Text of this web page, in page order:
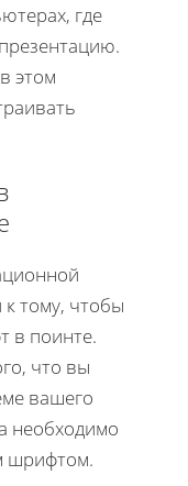
где
этом
тому, чтобы
в поинте.
что вы
вашего
необходимо
шрифтом.